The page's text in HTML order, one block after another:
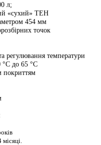
л;
«сухий» ТЕН
454 мм
точок
регулювання температури
°C до 65 °C
покриттям